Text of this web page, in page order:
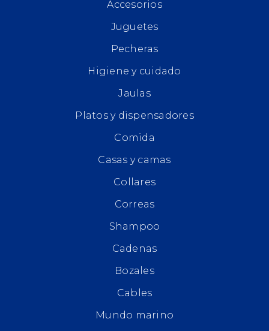
Accesorios
Juguetes
Pecheras
Higiene y cuidado
Jaulas
Platos y dispensadores
Comida
Casas y camas
Collares
Correas
Shampoo
Cadenas
Bozales
Cables
Mundo marino